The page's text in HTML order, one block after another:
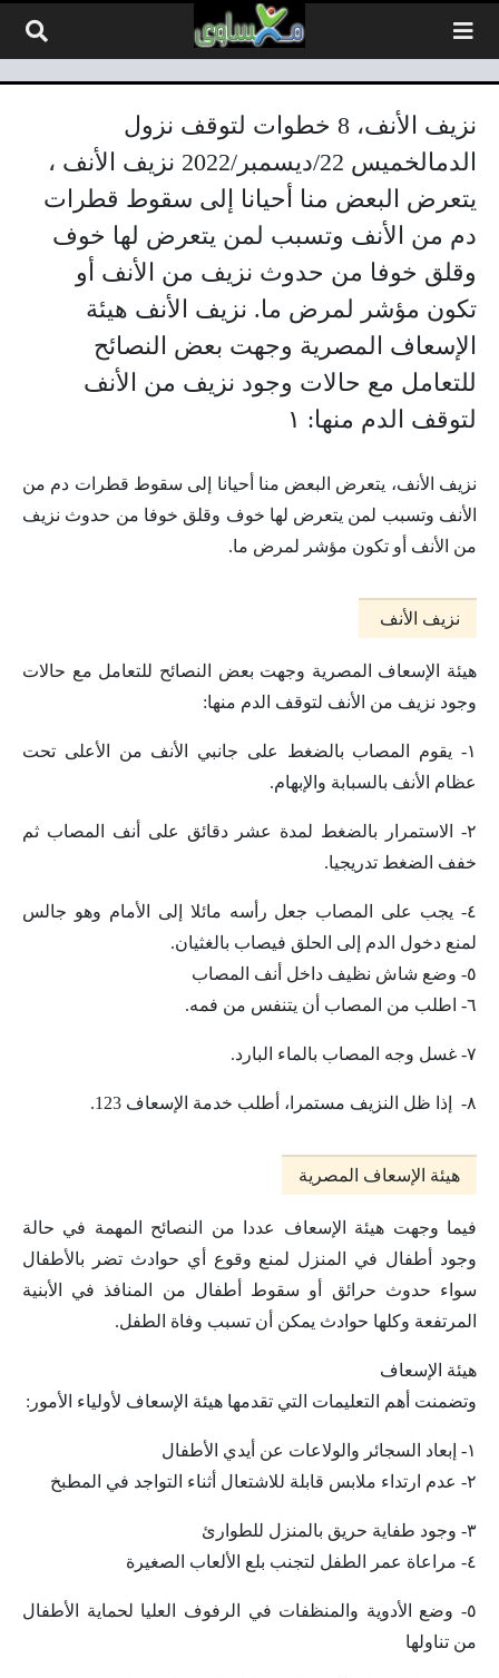
نزيف الأنف، 8 خطوات لتوقف نزول
الدمالخميس 22/ديسمبر/2022 نزيف الأنف ،
يتعرض البعض منا أحيانا إلى سقوط قطرات
دم من الأنف وتسبب لمن يتعرض لها خوف
وقلق خوفا من حدوث نزيف من الأنف أو
تكون مؤشر لمرض ما. نزيف الأنف هيئة
الإسعاف المصرية وجهت بعض النصائح
للتعامل مع حالات وجود نزيف من الأنف
لتوقف الدم منها: ١
نزيف الأنف، يتعرض البعض منا أحيانا إلى سقوط قطرات دم من
الأنف وتسبب لمن يتعرض لها خوف وقلق خوفا من حدوث نزيف
من الأنف أو تكون مؤشر لمرض ما.
نزيف الأنف
هيئة الإسعاف المصرية وجهت بعض النصائح للتعامل مع حالات
وجود نزيف من الأنف لتوقف الدم منها:
١- يقوم المصاب بالضغط على جانبي الأنف من الأعلى تحت
عظام الأنف بالسبابة والإبهام.
٢- الاستمرار بالضغط لمدة عشر دقائق على أنف المصاب ثم
خفف الضغط تدريجيا.
٤- يجب على المصاب جعل رأسه مائلا إلى الأمام وهو جالس
لمنع دخول الدم إلى الحلق فيصاب بالغثيان.
٥- وضع شاش نظيف داخل أنف المصاب
٦- اطلب من المصاب أن يتنفس من فمه.
٧- غسل وجه المصاب بالماء البارد.
٨- إذا ظل النزيف مستمرا، أطلب خدمة الإسعاف 123.
هيئة الإسعاف المصرية
فيما وجهت هيئة الإسعاف عددا من النصائح المهمة في حالة
وجود أطفال في المنزل لمنع وقوع أي حوادث تضر بالأطفال
سواء حدوث حرائق أو سقوط أطفال من المنافذ في الأبنية
المرتفعة وكلها حوادث يمكن أن تسبب وفاة الطفل.
هيئة الإسعاف
وتضمنت أهم التعليمات التي تقدمها هيئة الإسعاف لأولياء الأمور:
١- إبعاد السجائر والولاعات عن أيدي الأطفال
٢- عدم ارتداء ملابس قابلة للاشتعال أثناء التواجد في المطبخ
٣- وجود طفاية حريق بالمنزل للطوارئ
٤- مراعاة عمر الطفل لتجنب بلع الألعاب الصغيرة
٥- وضع الأدوية والمنظفات في الرفوف العليا لحماية الأطفال
من تناولها